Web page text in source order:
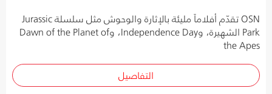
OSN تقدّم أفلاماً مليئة بالإثارة والوحوش مثل سلسلة Jurassic
Park الشهيرة، وIndependence Day، وDawn of the Planet of
the Apes
التفاصيل